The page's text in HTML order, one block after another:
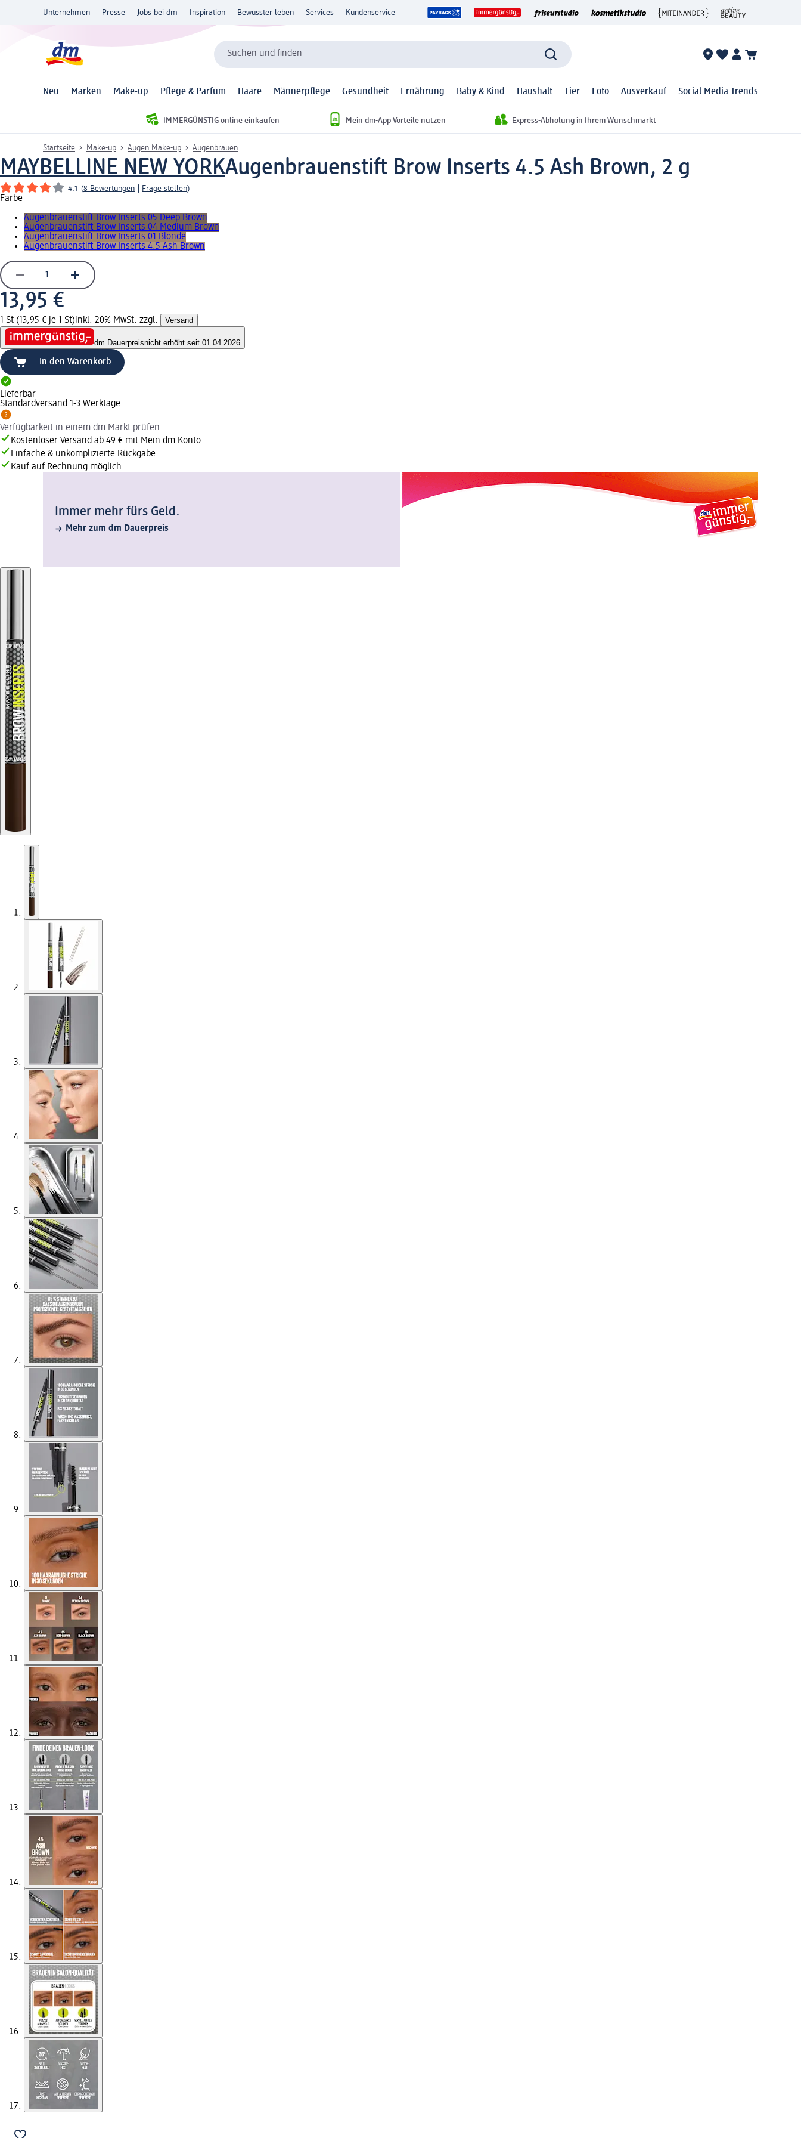
Unternehmen Presse Jobs bei dm Inspiration Bewusster leben Services Kundenservice
Suchen und finden
Neu Marken Make-up Pflege & Parfum Haare Männerpflege Gesundheit Ernährung Baby & Kind Haushalt Tier Foto Ausverkauf Social Media Trends
IMMERGÜNSTIG online einkaufen Mein dm-App Vorteile nutzen Express-Abholung in Ihrem Wunschmarkt
Startseite Make-up Augen Make-up Augenbrauen
MAYBELLINE NEW YORKAugenbrauenstift Brow Inserts 4.5 Ash Brown, 2 g
4.1 (8 Bewertungen Frage stellen)
Farbe
Augenbrauenstift Brow Inserts 05 Deep Brown
Augenbrauenstift Brow Inserts 04 Medium Brown
Augenbrauenstift Brow Inserts 01 Blonde
Augenbrauenstift Brow Inserts 4.5 Ash Brown
13,95 €
1 St (13,95 € je 1 St)inkl. 20% MwSt. zzgl. Versand
dm Dauerpreisnicht erhöht seit 01.04.2026
In den Warenkorb
Lieferbar
Standardversand 1-3 Werktage
Verfügbarkeit in einem dm Markt prüfen
Kostenloser Versand ab 49 € mit Mein dm Konto
Einfache & unkomplizierte Rückgabe
Kauf auf Rechnung möglich
Immer mehr fürs Geld.
Mehr zum dm Dauerpreis